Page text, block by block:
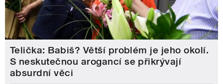
Telička: Babiš? Větší problém je jeho okolí.
S neskutečnou arogancí se přikrývají
absurdní věci